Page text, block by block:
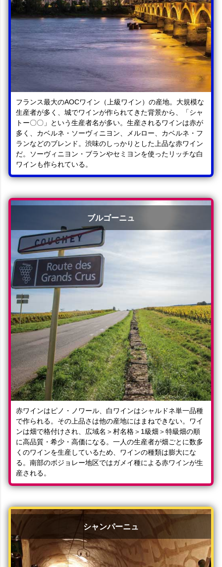
フランス最大のAOCワイン（上級ワイン）の産地。大規模な
生産者が多く、城でワインが作られてきた背景から、「シャ
トー〇〇」という生産者名が多い。生産されるワインは赤が
多く、カベルネ・ソーヴィニヨン、メルロー、カベルネ・フ
ランなどのブレンド。渋味のしっかりとした上品な赤ワイン
だ。ソーヴィニヨン・ブランやセミヨンを使ったリッチな白
ワインも作られている。
ブルゴーニュ
赤ワインはピノ・ノワール、白ワインはシャルドネ単一品種
で作られる。その上品さは他の産地にはまねできない。ワイ
ンは畑で格付けされ、広域名＞村名格＞1級畑＞特級畑の順
に高品質・希少・高価になる。一人の生産者が畑ごとに数多
くのワインを生産しているため、ワインの種類は膨大にな
る。南部のボジョレー地区ではガメイ種による赤ワインが生
産される。
シャンパーニュ